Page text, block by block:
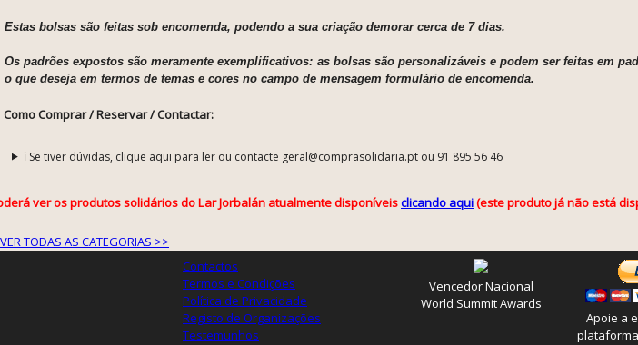
Estas bolsas são feitas sob encomenda, podendo a sua criação demorar cerca de 7 dias.
Os padrões expostos são meramente exemplificativos: as bolsas são personalizáveis e podem ser feitas em
o que deseja em termos de temas e cores no campo de mensagem formulário de encomenda.
Como Comprar / Reservar / Contactar:
ℹ️ Se tiver dúvidas, clique aqui para ler ou contacte geral@comprasolidaria.pt ou 91 895 56 46
ver os produtos solidários do Lar Jorbalán atualmente disponíveisclicando aqui(este produto já não está
VER TODAS AS CATEGORIAS >>
Contactos
Termos e Condições
Política de Privacidade
Registo de Organizações
Testemunhos
Vencedor Nacional
World Summit Awards
Apoie a